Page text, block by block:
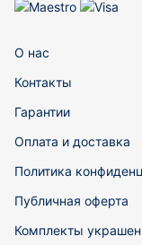
О нас
Контакты
Гарантии
Оплата и доставка
Политика
Публичная оферта
Комплекты